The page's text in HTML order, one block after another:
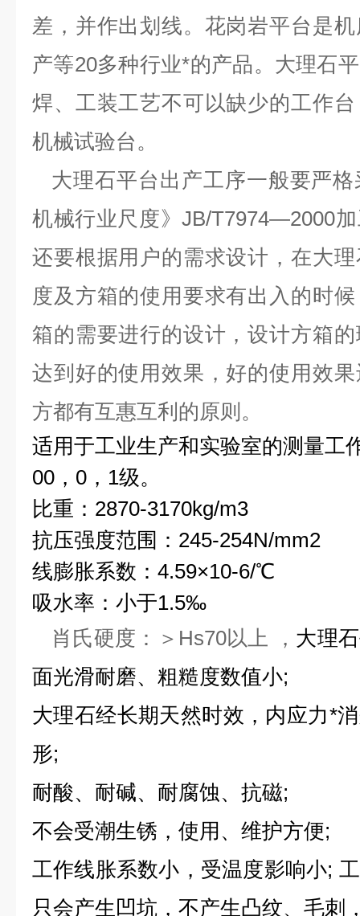
差，并作出划线。花岗岩平台是
产等20多种行业*的产品。大理石
焊、工装工艺不可以缺少的工作
机械试验台。
大理石平台出产工序一般要严
机械行业尺度》JB/T7974—2000
还要根据用户的需求设计，在大
度及方箱的使用要求有出入的时
箱的需要进行的设计，设计方箱
达到好的使用效果，好的使用效
方都有互惠互利的原则。
适用于工业生产和实验室的测量工
00，0，1级。
比重：2870-3170kg/m3
抗压强度范围：245-254N/mm2
线膨胀系数：4.59×10-6/℃
吸水率：小于1.5‰
肖氏硬度：＞Hs70以上 ， 大理
面光滑耐磨、粗糙度数值小;
大理石经长期天然时效，内应力*
形;
耐酸、耐碱、耐腐蚀、抗磁;
不会受潮生锈，使用、维护方便;
工作线胀系数小，受温度影响小;
只会产生凹坑，不产生凸纹、毛刺